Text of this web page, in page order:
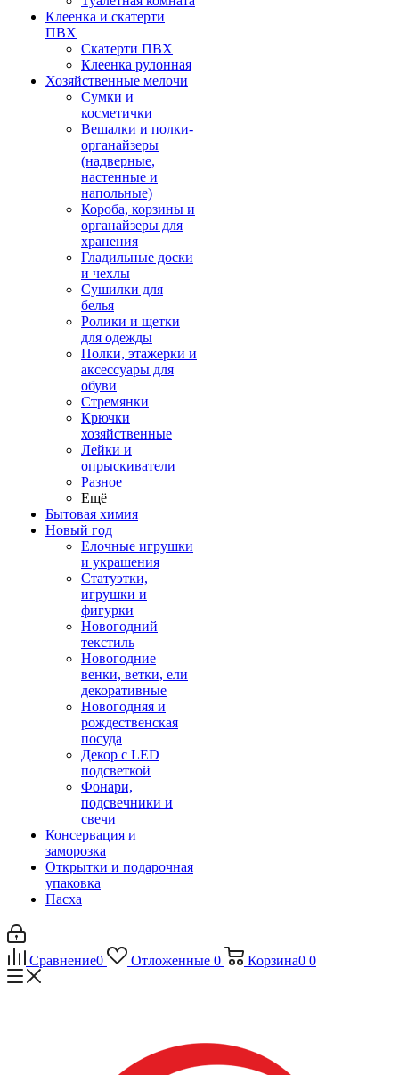
Клеенка и скатерти
ПВХ
Скатерти ПВХ
Клеенка рулонная
Хозяйственные мелочи
Сумки и
косметички
Вешалки и полки-
органайзеры
(надверные,
настенные и
напольные)
Короба, корзины и
органайзеры для
хранения
Гладильные доски
и чехлы
Сушилки для
белья
Ролики и щетки
для одежды
Полки, этажерки и
аксессуары для
обуви
Стремянки
Крючки
хозяйственные
Лейки и
опрыскиватели
Разное
Ещё
Бытовая химия
Новый год
Елочные игрушки
и украшения
Статуэтки,
игрушки и
фигурки
Новогодний
текстиль
Новогодние
венки, ветки, ели
декоративные
Новогодняя и
рождественская
посуда
Декор с LED
подсветкой
Фонари,
подсвечники и
свечи
Консервация и
заморозка
Открытки и подарочная
упаковка
Пасха
Сравнение0 Отложенные 0 Корзина0 0